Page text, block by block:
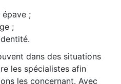
;
;
dans des situations
les spécialistes afin
les concernant. Avec